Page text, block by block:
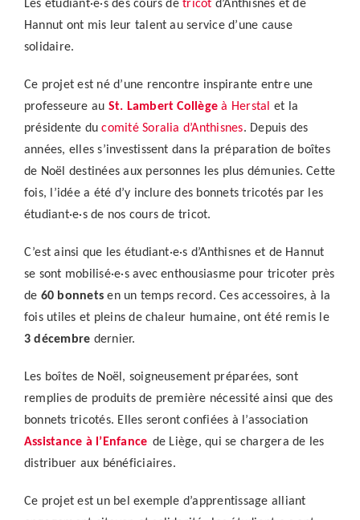
Hannut ont mis leur talent au service d’une cause
solidaire.
Ce projet est né d’une rencontre inspirante entre une
professeure au St. Lambert Collège à Herstal et la
présidente ducomité Soralia d’Anthisnes. Depuis des
années, elles s’investissent dans la préparation de boîtes
de Noël destinées aux personnes les plus démunies. Cette
fois, l’idée a été d’y inclure des bonnets tricotés par les
étudiant·e·s de nos cours de tricot.
C’est ainsi que les étudiant·e·s d’Anthisnes et de Hannut
se sont mobilisé·e·s avec enthousiasme pour tricoter près
de 60 bonnets en un temps record. Ces accessoires, à la
fois utiles et pleins de chaleur humaine, ont été remis le
3 décembre dernier.
Les boîtes de Noël, soigneusement préparées, sont
remplies de produits de première nécessité ainsi que des
bonnets tricotés. Elles seront confiées à l’association
Assistance à l’Enfance de Liège, qui se chargera de les
distribuer aux bénéficiaires.
Ce projet est un bel exemple d’apprentissage alliant